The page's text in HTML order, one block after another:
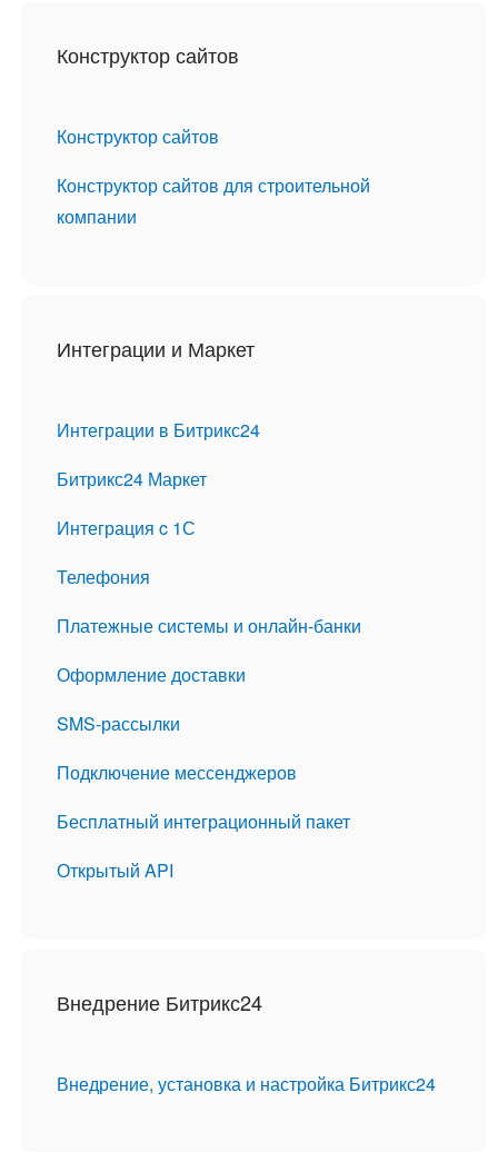
Конструктор сайтов
Конструктор сайтов
Конструктор сайтов для строительной
компании
Интеграции и Маркет
Интеграции в Битрикс24
Битрикс24 Маркет
Интеграция c 1С
Телефония
Платежные системы и онлайн-банки
Оформление доставки
SMS-рассылки
Подключение мессенджеров
Бесплатный интеграционный пакет
Открытый API
Внедрение Битрикс24
Внедрение, установка и настройка Битрикс24